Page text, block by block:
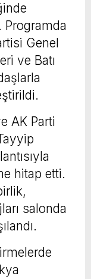
Programda
Genel
ve Batı
AK Parti
hitap etti.
salonda